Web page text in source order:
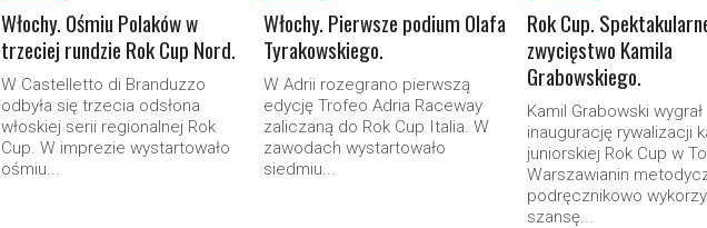
Włochy. Ośmiu Polaków w
trzeciej rundzie Rok Cup Nord.
W Castelletto di Branduzzo
odbyła się trzecia odsłona
włoskiej serii regionalnej Rok
Cup. W imprezie wystartowało
ośmiu...
Włochy. Pierwsze podium Olafa
Tyrakowskiego.
W Adrii rozegrano pierwszą
edycję Trofeo Adria Raceway
zaliczaną do Rok Cup Italia. W
zawodach wystartowało
siedmiu...
Rok Cup.
zwycięstwo Kamila
Grabowskiego.
Kamil Grabowski wygrał
inaugurację rywalizacji
juniorskiej Rok Cup w
Warszawianin
podręcznikowo
szansę...